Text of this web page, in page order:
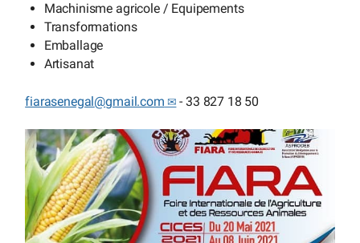
Machinisme agricole / Equipements
Transformations
Emballage
Artisanat
fiarasenegal@gmail.com - 33 827 18 50